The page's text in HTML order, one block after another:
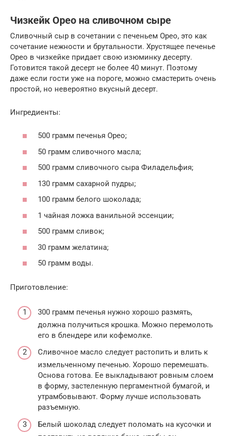
Чизкейк Орео на сливочном сыре
Сливочный сыр в сочетании с печеньем Орео, это как
сочетание нежности и брутальности. Хрустящее печенье
Орео в чизкейке придает свою изюминку десерту.
Готовится такой десерт не более 40 минут. Поэтому
даже если гости уже на пороге, можно смастерить очень
простой, но невероятно вкусный десерт.
Ингредиенты:
500 грамм печенья Орео;
50 грамм сливочного масла;
500 грамм сливочного сыра Филадельфия;
130 грамм сахарной пудры;
100 грамм белого шоколада;
1 чайная ложка ванильной эссенции;
500 грамм сливок;
30 грамм желатина;
50 грамм воды.
Приготовление:
300 грамм печенья нужно хорошо размять,
должна получиться крошка. Можно перемолоть
его в блендере или кофемолке.
Сливочное масло следует растопить и влить к
измельченному печенью. Хорошо перемешать.
Основа готова. Ее выкладывают ровным слоем
в форму, застеленную пергаментной бумагой, и
утрамбовывают. Форму лучше использовать
разъемную.
Белый шоколад следует поломать на кусочки и